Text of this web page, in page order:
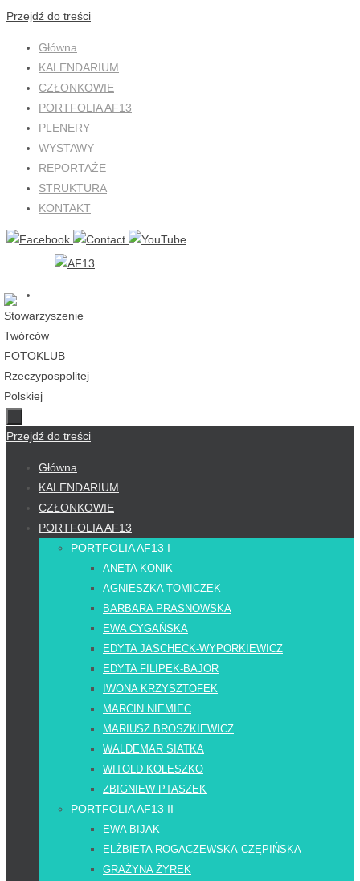
Przejdź do treści
Główna
KALENDARIUM
CZŁONKOWIE
PORTFOLIA AF13
PLENERY
WYSTAWY
REPORTAŻE
STRUKTURA
KONTAKT
Przejdź do treści
Główna
KALENDARIUM
CZŁONKOWIE
PORTFOLIA AF13
PORTFOLIA AF13 I
ANETA KONIK
AGNIESZKA TOMICZEK
BARBARA PRASNOWSKA
EWA CYGAŃSKA
EDYTA JASCHECK-WYPORKIEWICZ
EDYTA FILIPEK-BAJOR
IWONA KRZYSZTOFEK
MARCIN NIEMIEC
MARIUSZ BROSZKIEWICZ
WALDEMAR SIATKA
WITOLD KOLESZKO
ZBIGNIEW PTASZEK
PORTFOLIA AF13 II
EWA BIJAK
ELŻBIETA ROGACZEWSKA-CZĘPIŃSKA
GRAŻYNA ŻYREK